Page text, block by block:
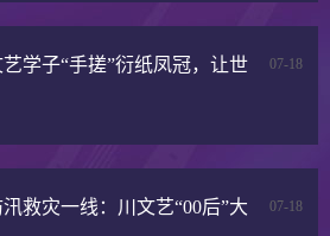
07-18
学子“手搓”衍纸凤冠，让世
07-18
救灾一线：川文艺“00后”大